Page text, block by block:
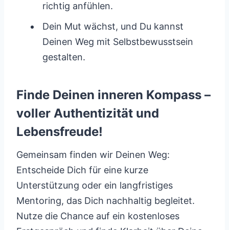
richtig anfühlen.
Dein Mut wächst, und Du kannst
Deinen Weg mit Selbstbewusstsein
gestalten.
Finde Deinen inneren Kompass –
voller Authentizität und
Lebensfreude!
Gemeinsam finden wir Deinen Weg:
Entscheide Dich für eine kurze
Unterstützung oder ein langfristiges
Mentoring, das Dich nachhaltig begleitet.
Nutze die Chance auf ein kostenloses